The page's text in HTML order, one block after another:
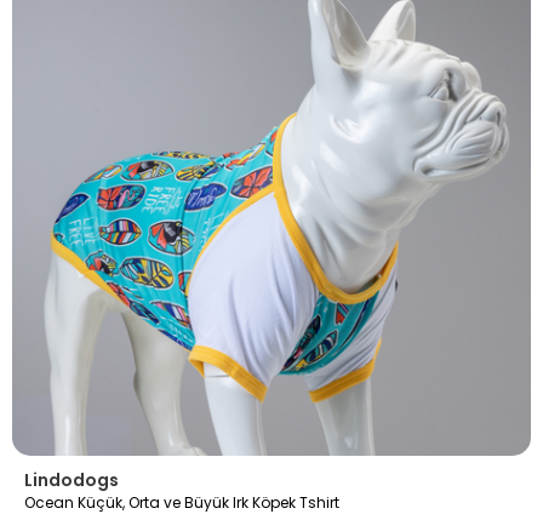
Lindodogs
Ocean Küçük, Orta ve Büyük Irk Köpek Tshirt